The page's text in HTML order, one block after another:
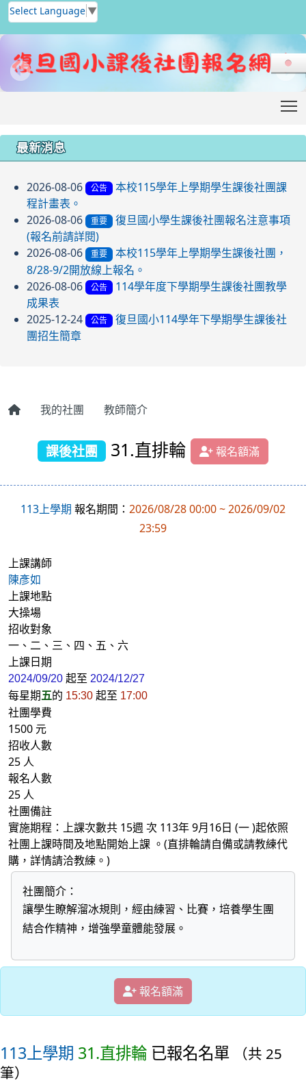
Select Language ▼
最新消息
2026-08-06 公告
本校115學年上學期學生課後社團課
程計畫表。
2026-08-06
重要
復旦國小學生課後社團報名注意事項
(報名前請詳閱)
2026-08-06
重要
本校115學年上學期學生課後社團，
8/28-9/2開放線上報名。
2026-08-06
公告
114學年度下學期學生課後社團教學
成果表
2025-12-24
公告
復旦國小114學年下學期學生課後社
團招生簡章
我的社團 教師簡介
課後社團 31.直排輪 報名額滿
113上學期 報名期間： 2026/08/28 00:00 ~ 2026/09/02
23:59
上課講師
陳彥如
上課地點
大操場
招收對象
一、二、三、四、五、六
上課日期
2024/09/20 起至 2024/12/27
每星期五的 15:30 起至 17:00
社團學費
1500 元
招收人數
25 人
報名人數
25 人
社團備註
實施期程：上課次數共 15週 次 113年 9月16日 (一 )起依照
社團上課時間及地點開始上課 。(直排輪請自備或請教練代
購，詳情請洽教練。)
社團簡介：
讓學生瞭解溜冰規則，經由練習、比賽，培養學生團
結合作精神，增強學童體能發展。
報名額滿
113上學期 31.直排輪 已報名名單
（共 25
筆）